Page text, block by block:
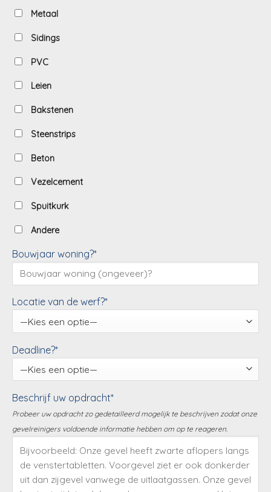
Metaal
Sidings
PVC
Leien
Bakstenen
Steenstrips
Beton
Vezelcement
Spuitkurk
Andere
Bouwjaar woning?*
Locatie van de werf?*
Deadline?*
Beschrijf uw opdracht*
Probeer uw opdracht zo gedetailleerd mogelijk te beschrijven zodat onze
gevelreinigers voldoende informatie hebben om op te reageren.